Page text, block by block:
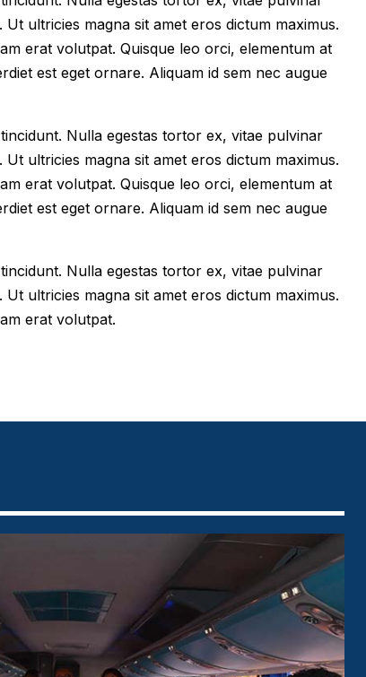
ultricies magna sit amet eros dictum maximus.
erat volutpat. Quisque leo orci, elementum at
est eget ornare. Aliquam id sem nec augue
Nulla egestas tortor ex, vitae pulvinar
ultricies magna sit amet eros dictum maximus.
erat volutpat. Quisque leo orci, elementum at
est eget ornare. Aliquam id sem nec augue
Nulla egestas tortor ex, vitae pulvinar
ultricies magna sit amet eros dictum maximus.
erat volutpat.